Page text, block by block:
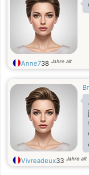
Anne738 Jahre alt
Vivreadeux33 Jahre alt